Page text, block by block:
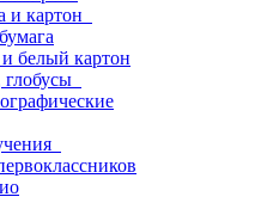
и картон
белый картон